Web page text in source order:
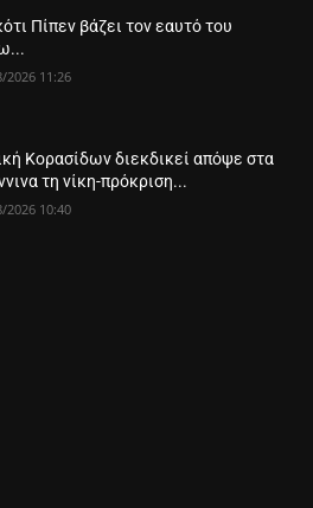
Πίπεν βάζει τον εαυτό του
2026 11:26
Κορασίδων διεκδικεί απόψε στα
τη νίκη-πρόκριση...
2026 10:40